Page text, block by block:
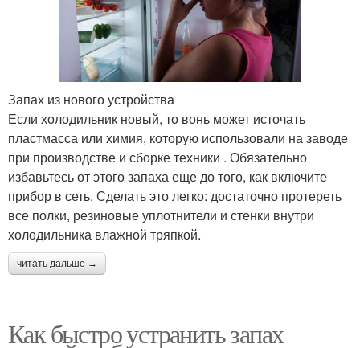
Запах из нового устройства
Если холодильник новый, то вонь может источать
пластмасса или химия, которую использовали на заводе
при производстве и сборке техники . Обязательно
избавьтесь от этого запаха еще до того, как включите
прибор в сеть. Сделать это легко: достаточно протереть
все полки, резиновые уплотнители и стенки внутри
холодильника влажной тряпкой.
читать дальше →
Как быстро устранить запах